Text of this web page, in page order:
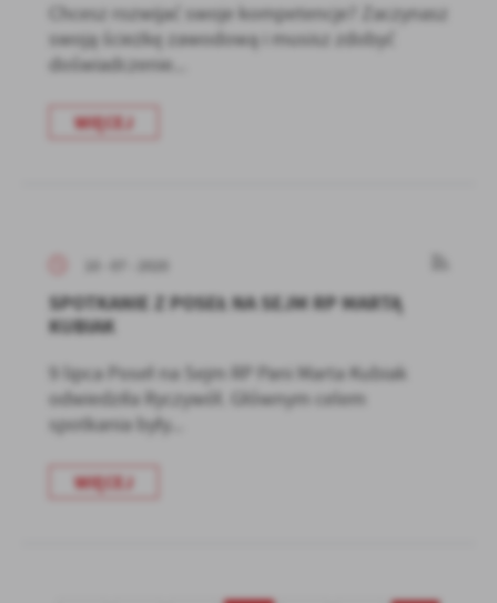
Chcesz rozwijać swoje kompetencje? Zaczynasz
swoją ścieżkę zawodową i musisz zdobyć
doświadczenie...
WIĘCEJ
SPOTKANIE Z POSEŁ NA SEJM RP MARTĄ
KUBIAK
9 lipca Poseł na Sejm RP Pani Marta Kubiak
odwiedziła Ryczywół. Głównym celem
spotkania były...
WIĘCEJ